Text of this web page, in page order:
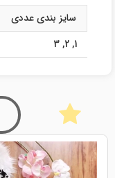
سایز بندی عددی
1
,
2
,
3